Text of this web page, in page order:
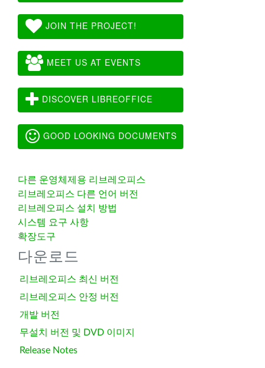
JOIN THE PROJECT!
MEET US AT EVENTS
DISCOVER LIBREOFFICE
GOOD LOOKING DOCUMENTS
다른 운영체제용 리브레오피스
리브레오피스 다른 언어 버전
리브레오피스 설치 방법
시스템 요구 사항
확장도구
다운로드
리브레오피스 최신 버전
리브레오피스 안정 버전
개발 버전
무설치 버전 및 DVD 이미지
Release Notes